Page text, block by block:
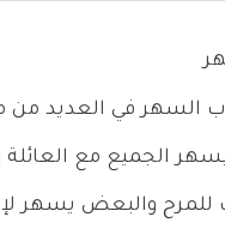
السهر في العديد من
الجميع مع العائلة
والبعض يسهر